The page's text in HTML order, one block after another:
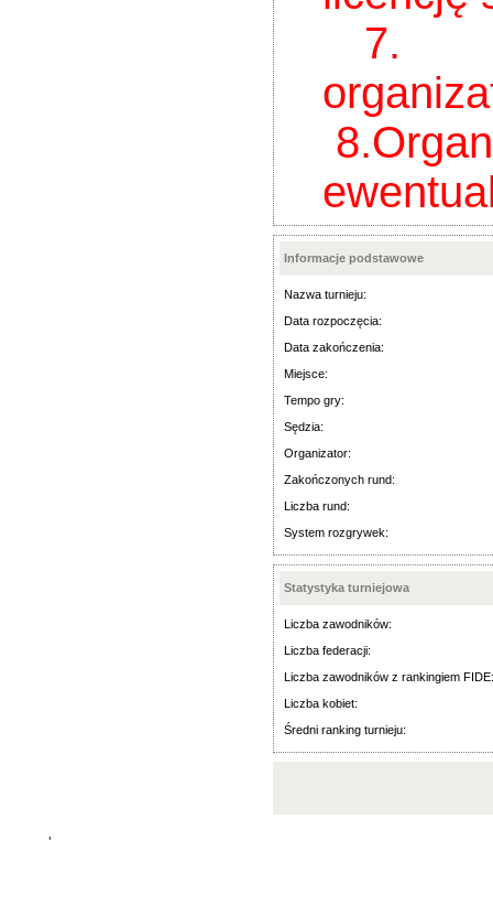
7.
Informacje podstawowe
Nazwa turnieju:
Data rozpoczęcia:
Data zakończenia:
Miejsce:
Tempo gry:
Sędzia:
Organizator:
Zakończonych rund:
Liczba rund:
System rozgrywek:
Statystyka turniejowa
Liczba zawodników:
Liczba federacji:
Liczba zawodników z rankingiem FIDE:
Liczba kobiet:
Średni ranking turnieju:
'